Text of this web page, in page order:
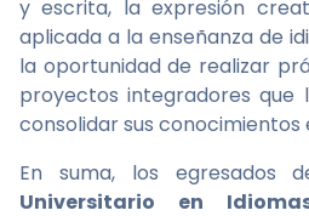
y escrita, la expresión
aplicada a la enseñanza de
la oportunidad de realizar
proyectos integradores
consolidar sus conocimientos
En suma, los egresados
Universitario en